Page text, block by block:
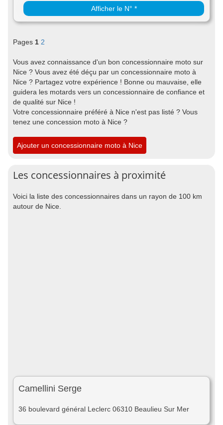
Afficher le N° *
Pages 1 2
Vous avez connaissance d'un bon concessionnaire moto sur
Nice ? Vous avez été déçu par un concessionnaire moto à
Nice ? Partagez votre expérience ! Bonne ou mauvaise, elle
guidera les motards vers un concessionnaire de confiance et
de qualité sur Nice !
Votre concessionnaire préféré à Nice n'est pas listé ? Vous
tenez une concession moto à Nice ?
Ajouter un concessionnaire moto à Nice
Les concessionnaires à proximité
Voici la liste des concessionnaires dans un rayon de 100 km
autour de Nice.
Camellini Serge
36 boulevard général Leclerc 06310 Beaulieu Sur Mer